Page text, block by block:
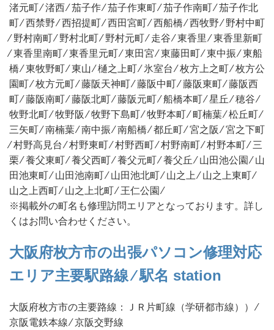
渚元町 ⁄ 渚西 ⁄ 茄子作 ⁄ 茄子作東町 ⁄ 茄子作南町 ⁄ 茄子作北
町 ⁄ 西禁野 ⁄ 西招提町 ⁄ 西田宮町 ⁄ 西船橋 ⁄ 西牧野 ⁄ 野村中町
⁄ 野村南町 ⁄ 野村北町 ⁄ 野村元町 ⁄ 走谷 ⁄ 東香里 ⁄ 東香里新町
⁄ 東香里南町 ⁄ 東香里元町 ⁄ 東田宮 ⁄ 東藤田町 ⁄ 東中振 ⁄ 東船
橋 ⁄ 東牧野町 ⁄ 東山 ⁄ 樋之上町 ⁄ 氷室台 ⁄ 枚方上之町 ⁄ 枚方公
園町 ⁄ 枚方元町 ⁄ 藤阪天神町 ⁄ 藤阪中町 ⁄ 藤阪東町 ⁄ 藤阪西
町 ⁄ 藤阪南町 ⁄ 藤阪北町 ⁄ 藤阪元町 ⁄ 船橋本町 ⁄ 星丘 ⁄ 穂谷 ⁄
牧野北町 ⁄ 牧野阪 ⁄ 牧野下島町 ⁄ 牧野本町 ⁄ 町楠葉 ⁄ 松丘町 ⁄
三矢町 ⁄ 南楠葉 ⁄ 南中振 ⁄ 南船橋 ⁄ 都丘町 ⁄ 宮之阪 ⁄ 宮之下町
⁄ 村野高見台 ⁄ 村野東町 ⁄ 村野西町 ⁄ 村野南町 ⁄ 村野本町 ⁄ 三
栗 ⁄ 養父東町 ⁄ 養父西町 ⁄ 養父元町 ⁄ 養父丘 ⁄ 山田池公園 ⁄ 山
田池東町 ⁄ 山田池南町 ⁄ 山田池北町 ⁄ 山之上 ⁄ 山之上東町 ⁄
山之上西町 ⁄ 山之上北町 ⁄ 王仁公園 ⁄
※掲載外の町名も修理訪問エリアとなっております。詳し
くはお問い合わせください。
大阪府枚方市の出張パソコン修理対応
エリア主要駅路線 ⁄ 駅名 station
大阪府枚方市の主要路線： ＪＲ片町線（学研都市線）
） ⁄
京阪電鉄本線 ⁄ 京阪交野線